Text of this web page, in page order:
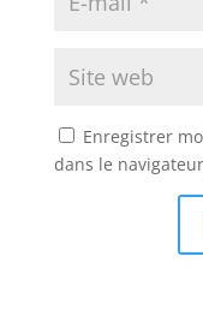
Enregistrer
dans le